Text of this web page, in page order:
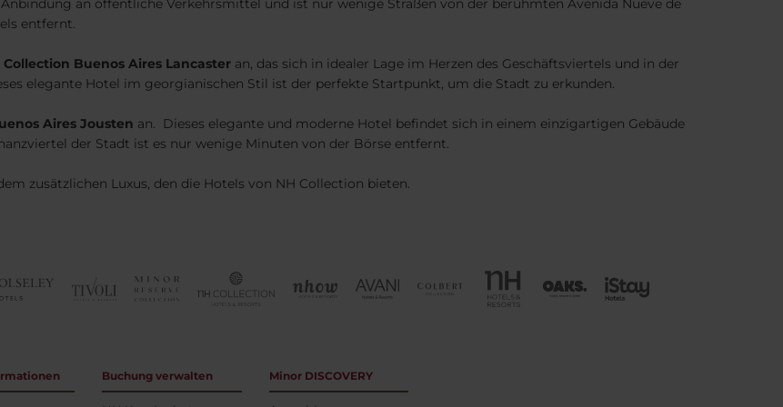
an öffentliche Verkehrsmittel und ist nur wenige Straßen von der berühmten Avenida Nueve de
entfernt.
Collection Buenos Aires Lancaster an, das sich in idealer Lage im Herzen des Geschäftsviertels und in der
elegante Hotel im georgianischen Stil ist der perfekte Startpunkt, um die Stadt zu erkunden.
Aires Jousten an. Dieses elegante und moderne Hotel befindet sich in einem einzigartigen Gebäude
der Stadt ist es nur wenige Minuten von der Börse entfernt.
zusätzlichen Luxus, den die Hotels von NH Collection bieten.
Buchung verwalten Minor DISCOVERY